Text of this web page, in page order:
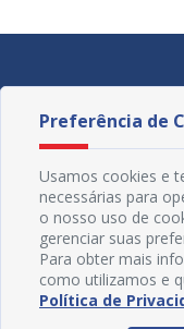
Preferência de
Usamos cookies e
necessárias para
o nosso uso de
gerenciar suas
Para obter mais
como utilizamos e
Política de